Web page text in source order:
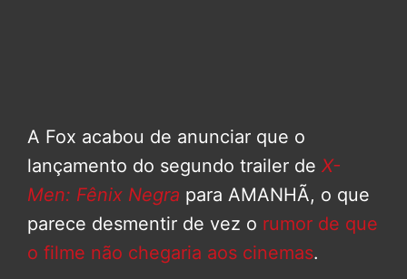
A Fox acabou de anunciar que o
lançamento do segundo trailer de X-
Men: Fênix Negra para AMANHÃ, o que
parece desmentir de vez o rumor de que
o filme não chegaria aos cinemas.